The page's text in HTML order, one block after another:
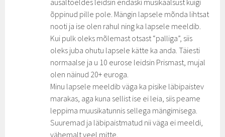
ausaltöeldes leidsin endaski musikaalsust kuigi
õppinud pille pole. Mängin lapsele mõnda lihtsat
nooti ja ise olen rahul ning ka lapsele meeldib.
Kui pulk oleks mõlemast otsast “palliga”, siis
oleks juba ohutu lapsele kätte ka anda. Täiesti
normaalse ja u 10 eurose leidsin Prismast, mujal
olen näinud 20+ euroga.
Minu lapsele meeldib väga ka pisike läbipaistev
marakas, aga kuna sellist ise ei leia, siis peame
leppima muusikatunnis sellega mängimisega.
Suuremad ja läbipaistmatud nii väga ei meeldi,
vähemalt veel mitte.